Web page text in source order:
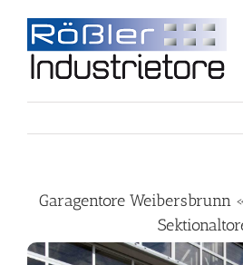
content
Garagentore Weibersbrunn